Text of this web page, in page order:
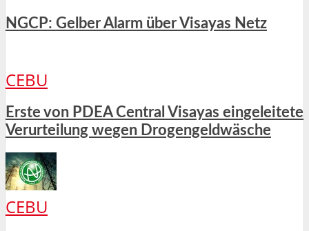
NGCP: Gelber Alarm über Visayas Netz
CEBU
Erste von PDEA Central Visayas eingeleitete
Verurteilung wegen Drogengeldwäsche
CEBU